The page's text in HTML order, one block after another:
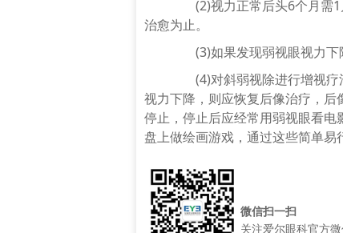
(2)视力正常后头6个月需1
治愈为止。
(3)如果发现弱视眼视力下
(4)对斜弱视除进行增视疗
视力下降，则应恢复后像治疗，
停止，停止后应经常用弱视眼看
盘上做绘画游戏，通过这些简单易
微信扫一扫
关注爱尔眼科官方微